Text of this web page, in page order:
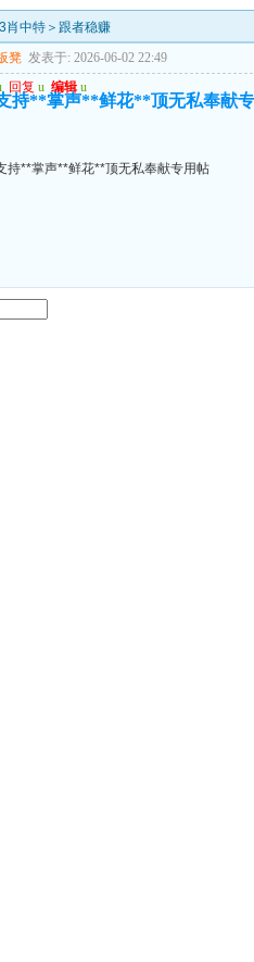
肖中特＞跟者稳赚
凳 发表于: 2026-06-02 22:49
回复 u 编辑 u
持**掌声**鲜花**顶无私奉献
持**掌声**鲜花**顶无私奉献专用帖